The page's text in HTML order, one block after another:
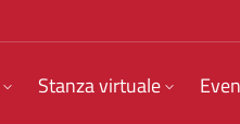
Stanza virtuale